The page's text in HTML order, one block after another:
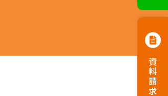
資料請求